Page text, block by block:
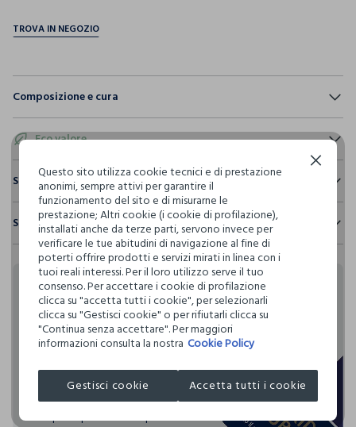
Composizione e cura
Composizione:
100% COTONE
NON CANDEGGIARE
LAVAGGIO A MANO TEMPERATURA MASSIMA 40°C
NON LAVARE A SECCO
NON ASCIUGARE IN ASCIUGA BIANCHERIA A TAMBURO
ROTATIVO
NON STIRARE
ASCIUGARE SU UNA SUPERFICIE
Eco valore
Consumo d'acqua
Per la realizzazione di questo capo sono stati
utilizzati1.570,87 litri dacqua
Emissioni di CO2
Per la realizzazione di questo capo sono stati
emessi6,55 kg di CO2
Circolarità
Indica quanto questo prodotto è facilmente
Sostenibilità e trasparenza
Sicurezza
Il 100% dei nostri articoli viene sottoposto a test chimico-
fisici, per verificarne il rispetto dei limiti che abbiamo
definito per l’uso di sostanze chimiche, talvolta anche più
restrittivi rispetto a quelli previsti dalla normativa
internazionale.
Clicca qui per vedere i dettagli
I nostri fornitori
SABOR S.R.L.
MADE IN BANGLADESH
Spedizione e resi
Hai fino a 30 giorni dalla consegna del tuo ordine online per
cambiare idea e restituire i prodotti che hai acquistato.
Rendi speciali i tuoi
acquisti
Blukids card e Blukids Club sono le carte fedeltà che
rendono
speciali i tuoi acquisti: ti aspettano vantaggi, promozioni e
sorprese pensate solo per te tutto l'anno!
Questo sito utilizza cookie tecnici e di prestazione
anonimi, sempre attivi per garantire il
funzionamento del sito e di misurarne le
prestazione; Altri cookie (i cookie di profilazione),
installati anche da terze parti, servono invece per
verificare le tue abitudini di navigazione al fine di
poterti offrire prodotti e servizi mirati in linea con i
tuoi reali interessi. Per il loro utilizzo serve il tuo
consenso. Per accettare i cookie di profilazione
clicca su "accetta tutti i cookie", per selezionarli
clicca su "Gestisci cookie" o per rifiutarli clicca su
"Continua senza accettare". Per maggiori
informazioni consulta la nostra Cookie Policy
Gestisci cookie Accetta tutti i cookie
Continua senza accettare